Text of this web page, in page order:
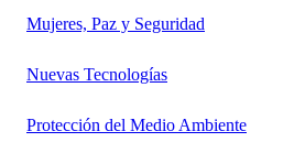
Mujeres, Paz y Seguridad
Nuevas Tecnologías
Protección del Medio Ambiente